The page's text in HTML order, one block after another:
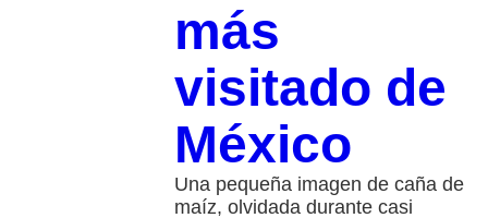
más
visitado de
México
Una pequeña imagen de caña de
maíz, olvidada durante casi